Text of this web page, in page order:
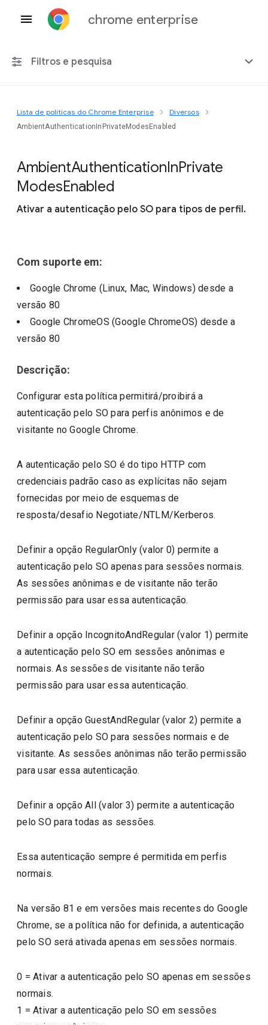
chrome enterprise
Filtros e pesquisa
Qualquer plataforma
Incluir políticas suspensas
Lista de políticas do Chrome Enterprise Diversos
AmbientAuthenticationInPrivateModesEnabled
AmbientAuthenticationInPrivate
ModesEnabled
Ativar a autenticação pelo SO para tipos de perfil.
Com suporte em:
Google Chrome (Linux, Mac, Windows)desde a
versão 80
Google ChromeOS (Google ChromeOS) desde a
versão 80
Descrição:
Configurar esta política permitirá/proibirá a
autenticação pelo SO para perfis anônimos e de
visitante no Google Chrome.
A autenticação pelo SO é do tipo HTTP com
credenciais padrão caso as explícitas não sejam
fornecidas por meio de esquemas de
resposta/desafio Negotiate/NTLM/Kerberos.
Definir a opção RegularOnly (valor 0) permite a
autenticação pelo SO apenas para sessões normais.
As sessões anônimas e de visitante não terão
permissão para usar essa autenticação.
Definir a opção IncognitoAndRegular (valor 1) permite
a autenticação pelo SO em sessões anônimas e
normais. As sessões de visitante não terão
permissão para usar essa autenticação.
Definir a opção GuestAndRegular (valor 2) permite a
autenticação pelo SO para sessões normais e de
visitante. As sessões anônimas não terão permissão
para usar essa autenticação.
Definir a opção All (valor 3) permite a autenticação
pelo SO para todas as sessões.
Essa autenticação sempre é permitida em perfis
normais.
Na versão 81 e em versões mais recentes do Google
Chrome, se a política não for definida, a autenticação
pelo SO será ativada apenas em sessões normais.
0 =Ativar a autenticação pelo SO apenas em sessões
normais.
1 =Ativar a autenticação pelo SO em sessões